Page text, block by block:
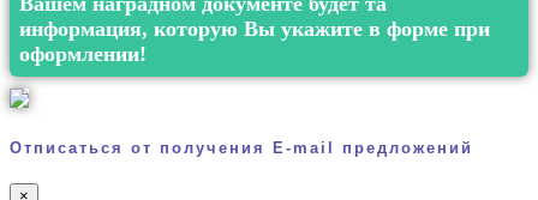
информация, которую Вы укажите в форме при
оформлении!
Отписаться от получения E-mail предложений
×